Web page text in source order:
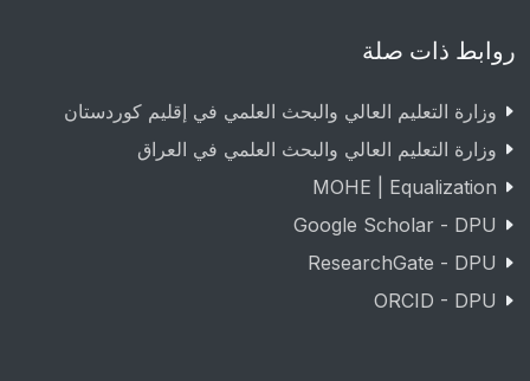
روابط ذات صلة
وزارة التعليم العالي والبحث العلمي في إقليم كوردستان
وزارة التعليم العالي والبحث العلمي في العراق
MOHE | Equalization
Google Scholar - DPU
ResearchGate - DPU
ORCID - DPU